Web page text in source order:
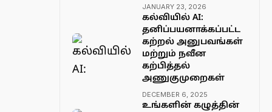
JANUARY 23, 2026
கல்வியில் AI:
தனிப்பயனாக்கப்பட்ட
கற்றல் அனுபவங்கள்
மற்றும் நவீன
கற்பித்தல்
அணுகுமுறைகள்
DECEMBER 6, 2025
உங்களின் கழுத்தின்